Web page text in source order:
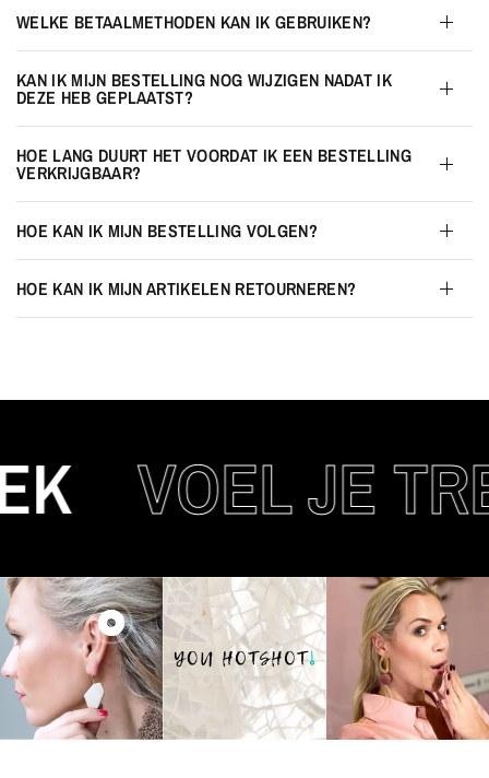
WELKE BETAALMETHODEN KAN IK GEBRUIKEN?
KAN IK MIJN BESTELLING NOG WIJZIGEN NADAT IK
DEZE HEB GEPLAATST?
HOE LANG DUURT HET VOORDAT IK EEN BESTELLING
VERKRIJGBAAR?
HOE KAN IK MIJN BESTELLING VOLGEN?
HOE KAN IK MIJN ARTIKELEN RETOURNEREN?
VOEL JE